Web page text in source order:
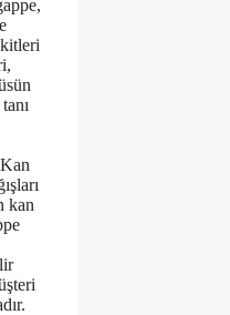
kan